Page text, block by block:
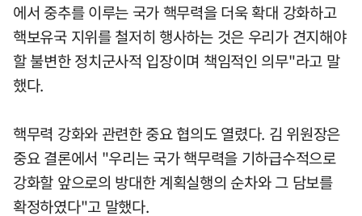
에서 중추를 이루는 국가 핵무력을 더욱 확대 강화하고
핵보유국 지위를 철저히 행사하는 것은 우리가 견지해야
할 불변한 정치군사적 입장이며 책임적인 의무"라고 말
했다.
핵무력 강화와 관련한 중요 협의도 열렸다. 김 위원장은
중요 결론에서 "우리는 국가 핵무력을 기하급수적으로
강화할 앞으로의 방대한 계획실행의 순차와 그 담보를
확정하였다"고 말했다.